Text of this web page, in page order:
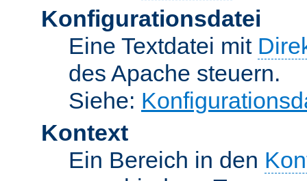
Konfigurationsdatei
Eine Textdatei mit
des Apache steuern.
Siehe:
Kontext
Ein Bereich in den